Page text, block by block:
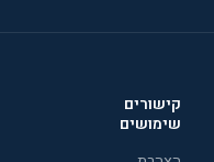
קישורים
שימושים